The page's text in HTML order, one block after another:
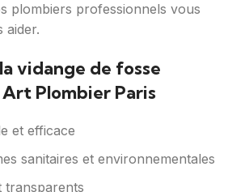
plombiers professionnels vous
aider.
vidange de fosse
Plombier Paris
et efficace
sanitaires et environnementales
transparents